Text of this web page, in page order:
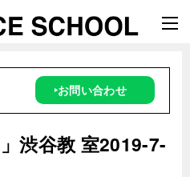
‣お問い合わせ
渋谷教 室2019-7-